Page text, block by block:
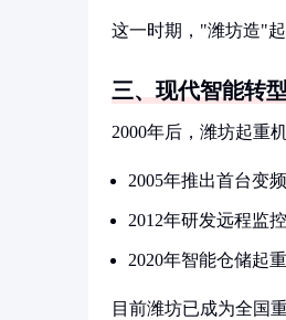
这一时期，"潍坊造"
三、现代智能转型
2000年后，潍坊起重
2005年推出首台变
2012年研发远程监
2020年智能仓储起
目前潍坊已成为全国